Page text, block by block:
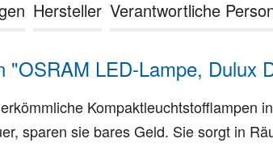
Hersteller Verantwortliche
"OSRAM LED-Lampe, Dulux
Kompaktleuchtstofflampen
sparen sie bares Geld. Sie sorgt in